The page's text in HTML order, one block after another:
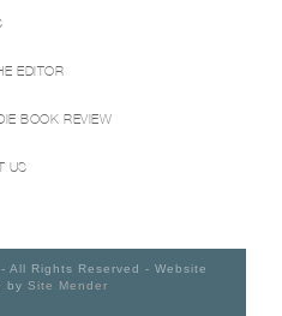
EDITOR
BOOK REVIEW
US
All Rights Reserved - Website
bySite Mender